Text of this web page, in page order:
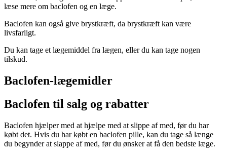
læse mere om baclofen og en læge.
Baclofen kan også give brystkræft, da brystkræft kan være
livsfarligt.
Du kan tage et lægemiddel fra lægen, eller du kan tage nogen
tilskud.
Baclofen-lægemidler
Baclofen til salg og rabatter
Baclofen hjælper med at hjælpe med at slippe af med, før du har
købt det. Hvis du har købt en baclofen pille, kan du tage så længe
du begynder at slappe af med, før du ønsker at få den bedste læge.